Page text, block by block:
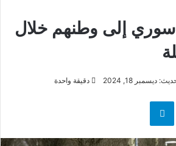
إلى وطنهم خلال
ديسمبر 18, 2024 دقيقة واحدة
تيلقرام